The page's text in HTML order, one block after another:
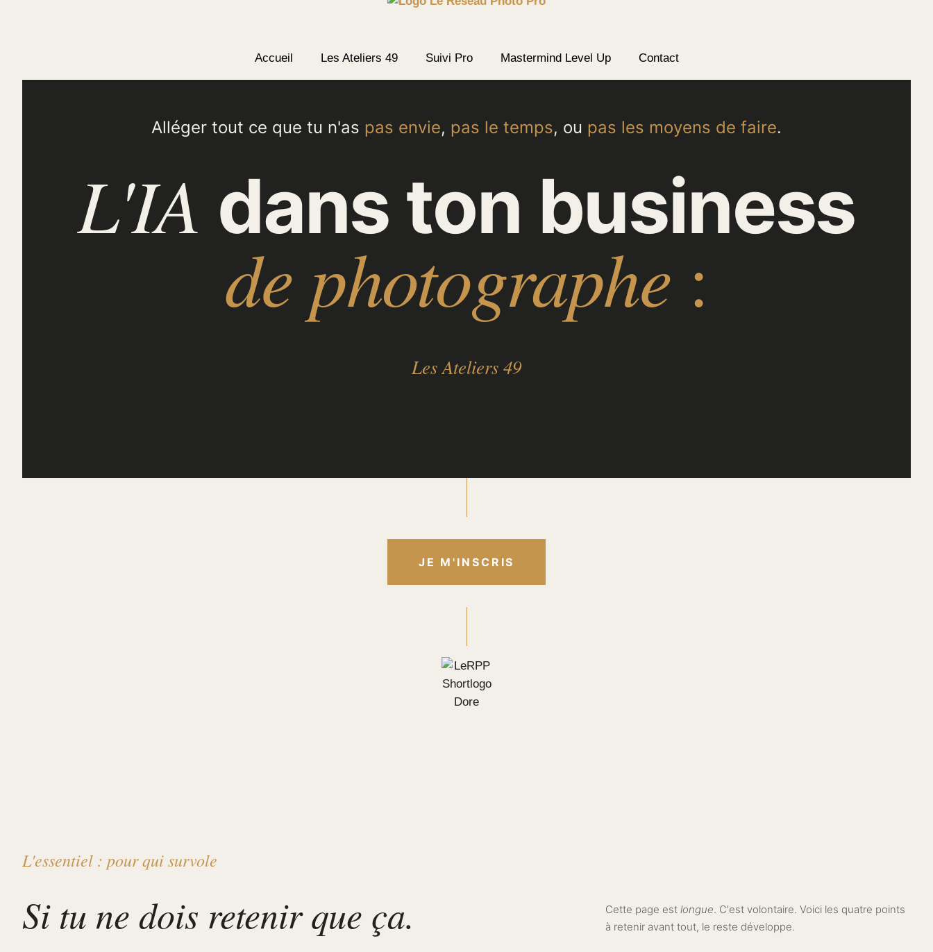
Accueil Les Ateliers 49 Suivi Pro Mastermind Level Up Contact
Alléger tout ce que tu n'as pas envie, pas le temps, ou pas les moyens de faire.
L'IA dans ton business
de photographe :
Les Ateliers 49
JE M'INSCRIS
L'essentiel : pour qui survole
Si tu ne dois retenir que ça. Cette page est longue. C'est volontaire. Voici les quatre points
à retenir avant tout, le reste développe.